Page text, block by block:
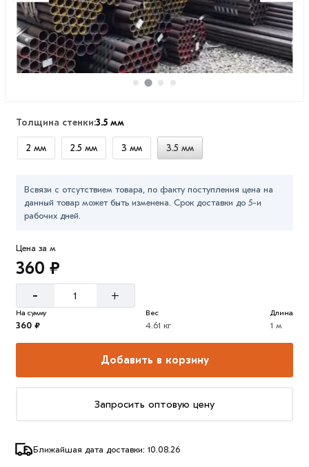
Толщина стенки:3.5 мм
2 мм 2.5 мм 3 мм 3.5 мм
Ближайшая дата доставки: 10.08.26
Всвязи с отсутствием товара, по факту поступления цена на
данный товар может быть изменена. Срок доставки до 5-и
рабочих дней.
Цена за м
360 ₽
- +
На сумму
360 ₽
Вес
4.61 кг
Длина
1 м
Добавить в корзину
Запросить оптовую цену